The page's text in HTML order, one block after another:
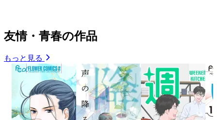
友情・青春の作品
もっと見る